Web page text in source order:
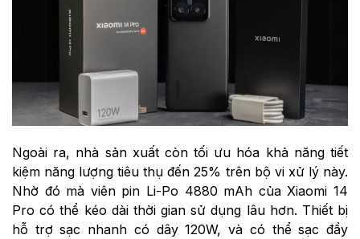
Ngoài ra, nhà sản xuất còn tối ưu hóa khả năng tiết
kiệm năng lượng tiêu thụ đến 25% trên bộ vi xử lý này.
Nhờ đó mà viên pin Li-Po 4880 mAh của Xiaomi 14
Pro có thể kéo dài thời gian sử dụng lâu hơn. Thiết bị
hỗ trợ sạc nhanh có dây 120W, và có thể sạc đầy